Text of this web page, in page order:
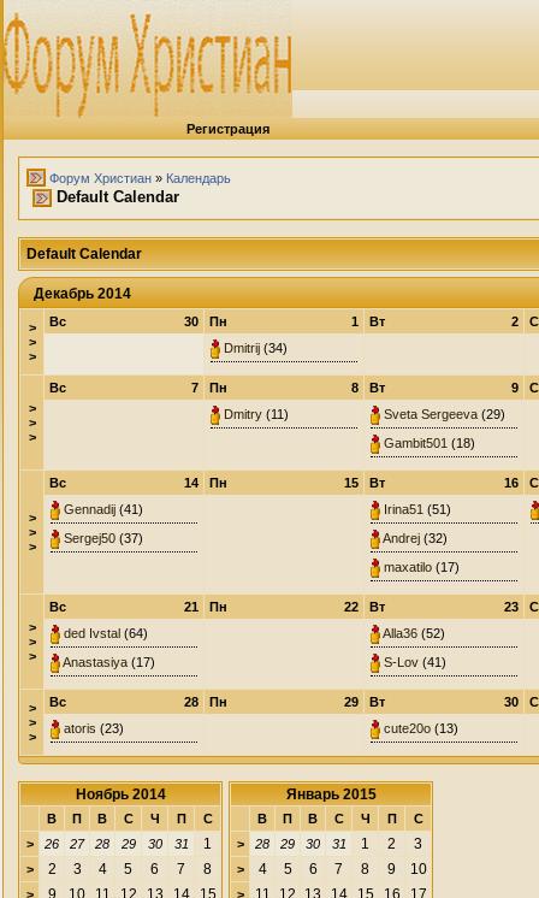
Регистрация
Форум Христиан » Календарь
Default Calendar
Default Calendar
Декабрь 2014
>
>
>
30
Вс 1
Пн
Dmitrij (34)
2
Вт
>
>
>
7
Вс 8
Пн
Dmitry (11)
9
Вт
Sveta Sergeeva (29)
Gambit501 (18)
>
>
>
14
Вс
Gennadij (41)
Sergej50 (37)
15
Пн 16
Вт
Irina51 (51)
Andrej (32)
maxatilo (17)
>
>
>
21
Вс
ded Ivstal (64)
Anastasiya (17)
22
Пн 23
Вт
Alla36 (52)
S-Lov (41)
>
>
>
28
Вс
atoris (23)
29
Пн 30
Вт
cute20o (13)
Ноябрь 2014
В П В С Ч П
С
>
26 27 28 29 30 31 1
> 2 3 4 5 6 7 8
> 9 10 11 12 13 14 15
Январь 2015
В П В С Ч П
С
>
28 29 30 31 1 2 3
> 4 5 6 7 8 9 10
> 11 12 13 14 15 16 17